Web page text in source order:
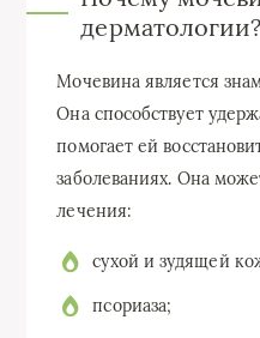
дерматологии?
Мочевина является
Она способствует
помогает ей
заболеваниях. Она
лечения:
сухой и зудящей
псориаза;